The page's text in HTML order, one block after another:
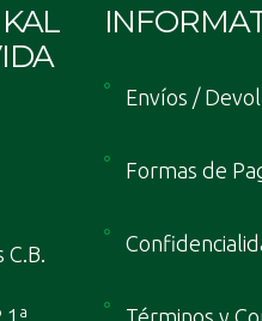
C.B.
Envíos /
Formas de
Términos y